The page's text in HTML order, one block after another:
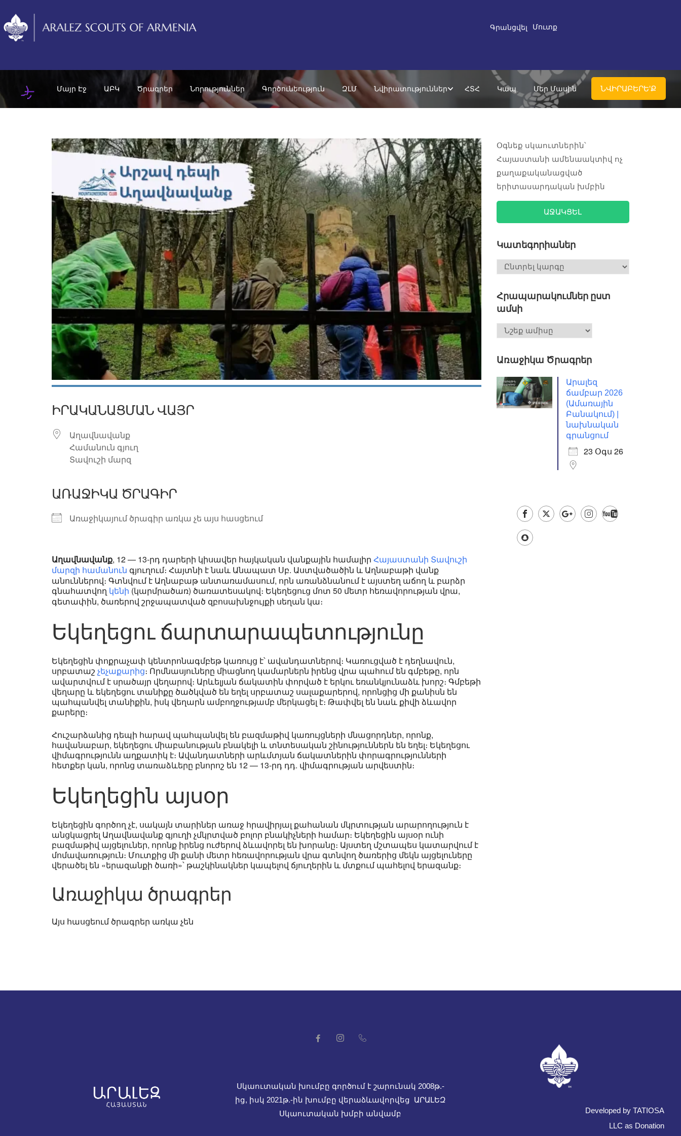
Գրանցվել Մուտք
Մայր Էջ ԱԲԿ Ծրագրեր Նորություններ Գործունեություն ԶԼՄ Նվիրատություններ ՀՏՀ Կապ Մեր Մասին ՆՎԻՐԱԲԵՐԵ'Ք
ԻՐԱԿԱՆԱՑՄԱՆ ՎԱՅՐ
Աղավնավանք
Համանուն գյուղ
Տավուշի մարզ
ԱՌԱՋԻԿԱ ԾՐԱԳԻՐ
Առաջիկայում ծրագիր առկա չե այս հասցեում
Աղավնավանք, 12 — 13-րդ դարերի կիսավեր հայկական վանքային համալիր Հայաստանի Տավուշի
մարզի համանուն գյուղում։ Հայտնի է նաև Անապատ Սբ. Աստվածածին և Աղնաբաթի վանք
անուններով։ Գտնվում է Աղնաբաթ անտառամասում, որն առանձնանում է այստեղ աճող և բարձր
գնահատվող կենի (կարմրածառ) ծառատեսակով։ Եկեղեցուց մոտ 50 մետր հեռավորության վրա,
գետափին, ծառերով շրջապատված զբոսախնջույքի սեղան կա։
Եկեղեցու ճարտարապետությունը
Եկեղեցին փոքրաչափ կենտրոնագմբեթ կառույց է՝ ավանդատներով։ Կառուցված է դեղնավուն,
սրբատաշ չեչաքարից։ Որմնասյուները միացնող կամարներն իրենց վրա պահում են գմբեթը, որն
ավարտվում է սրածայր վեղարով։ Արևելյան ճակատին փորված է երկու եռանկյունաձև խորշ։ Գմբեթի
վեղարը և եկեղեցու տանիքը ծածկված են եղել սրբատաշ սալաքարերով, որոնցից մի քանիսն են
պահպանվել տանիքին, իսկ վեղարն ամբողջությամբ մերկացել է։ Թափվել են նաև քիվի ձևավոր
քարերը։
Հուշարձանից դեպի հարավ պահպանվել են բազմաթիվ կառույցների մնացորդներ, որոնք,
հավանաբար, եկեղեցու միաբանության բնակելի և տնտեսական շինություններն են եղել։ Եկեղեցու
վիմագրությունն աղքատիկ է։ Ավանդատների արևմտյան ճակատներին փորագրությունների
հետքեր կան, որոնց տառաձևերը բնորոշ են 12 — 13-րդ դդ. վիմագրության արվեստին։
Եկեղեցին այսօր
Եկեղեցին գործող չէ, սակայն տարիներ առաջ հրավիրյալ քահանան մկրտության արարողություն է
անցկացրել Աղավնավանք գյուղի չմկրտված բոլոր բնակիչների համար։ Եկեղեցին այսօր ունի
բազմաթիվ այցելուներ, որոնք իրենց ուժերով ձևավորել են խորանը։ Այստեղ մշտապես կատարվում է
մոմավառություն։ Մուտքից մի քանի մետր հեռավորության վրա գտնվող ծառերից մեկն այցելուները
վերածել են «երազանքի ծառի»՝ թաշկինակներ կապելով ճյուղերին և մտքում պահելով երազանք։
Առաջիկա ծրագրեր
Այս հասցեում ծրագրեր առկա չեն
Օգնեք սկաուտներին՝
Հայաստանի ամենաակտիվ ոչ
քաղաքականացված
երիտասարդական խմբին
ԱՋԱԿՑԵԼ
Կատեգորիաներ
Հրապարակումներ ըստ
ամսի
Առաջիկա Ծրագրեր
Արալեզ
ճամբար 2026
(Ամառային
Բանակում) |
նախնական
գրանցում
23 Օգս 26
Սկաուտական խումբը գործում է շարունակ 2008թ.-
ից, իսկ 2021թ.-ին խումբը վերաձևավորվեց ԱՐԱԼԵԶ
Սկաուտական խմբի անվամբ
Developed by TATIOSA
LLC as Donation